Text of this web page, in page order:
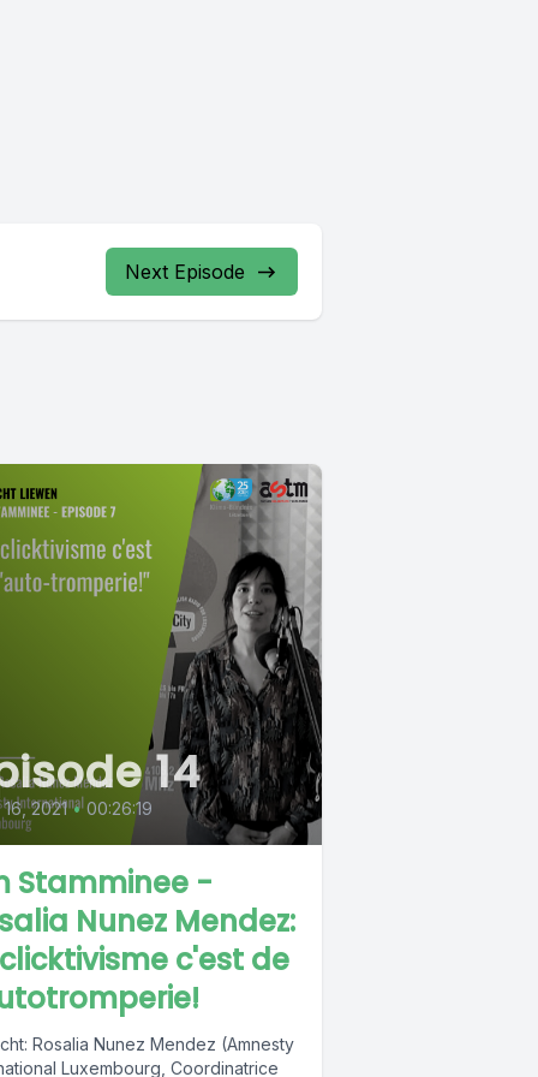
Next Episode
14
2021 • 00:26:19
Stamminee -
Nunez Mendez:
c'est de
Rosalia Nunez Mendez (Amnesty
Luxembourg, Coordinatrice